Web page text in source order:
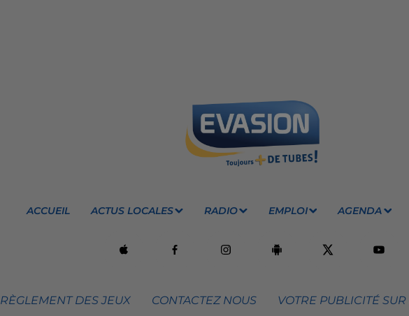
ACCUEIL ACTUS LOCALES RADIO EMPLOI AGENDA
RÈGLEMENT DES JEUX CONTACTEZ NOUS VOTRE PUBLICITÉ